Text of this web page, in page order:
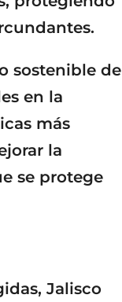
sostenible de
en la
más
la
se protege
Jalisco